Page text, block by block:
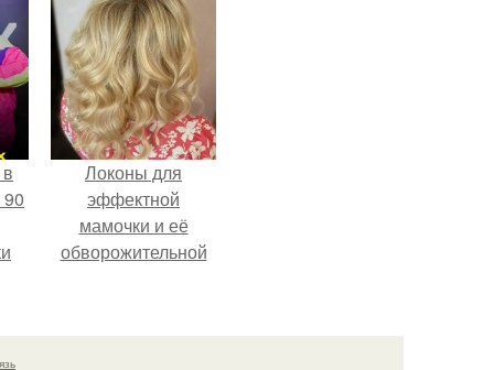
Локоны для
эффектной
мамочки и её
обворожительной